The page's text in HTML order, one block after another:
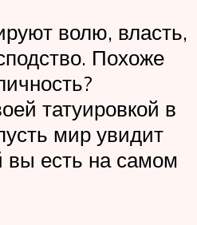
волю, власть,
Похоже
татуировкой в
мир увидит
вы есть на самом